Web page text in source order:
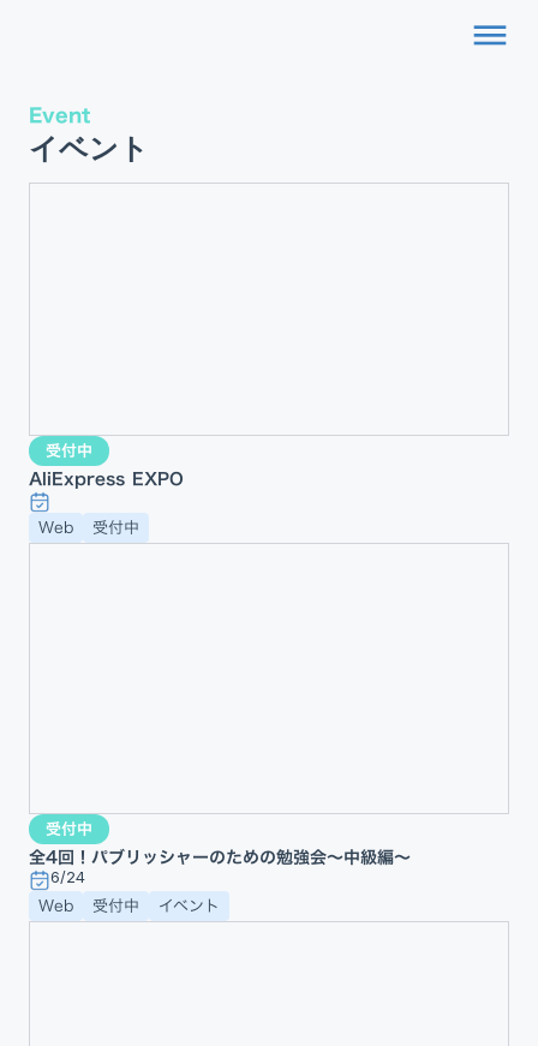
dehaze
Event
イベント
受付中
AliExpress EXPO
Web 受付中
受付中
全4回！パブリッシャーのための勉強会〜中級編〜
6/24
Web 受付中 イベント